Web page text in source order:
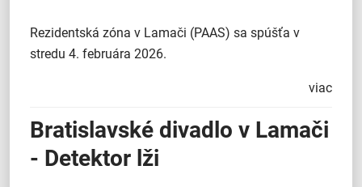
Rezidentská zóna v Lamači (PAAS) sa spúšťa v
stredu 4. februára 2026.
viac
Bratislavské divadlo v Lamači
- Detektor lži